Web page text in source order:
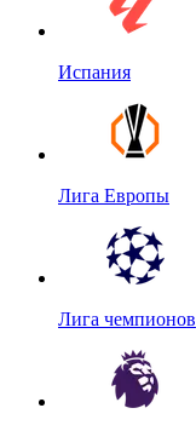
Испания
Лига Европы
Лига чемпионов